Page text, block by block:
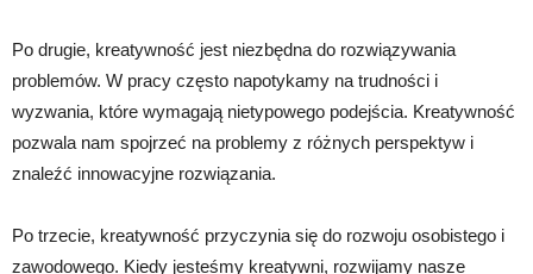
Po drugie, kreatywność jest niezbędna do rozwiązywania
problemów. W pracy często napotykamy na trudności i
wyzwania, które wymagają nietypowego podejścia. Kreatywność
pozwala nam spojrzeć na problemy z różnych perspektyw i
znaleźć innowacyjne rozwiązania.
Po trzecie, kreatywność przyczynia się do rozwoju osobistego i
zawodowego. Kiedy jesteśmy kreatywni, rozwijamy nasze